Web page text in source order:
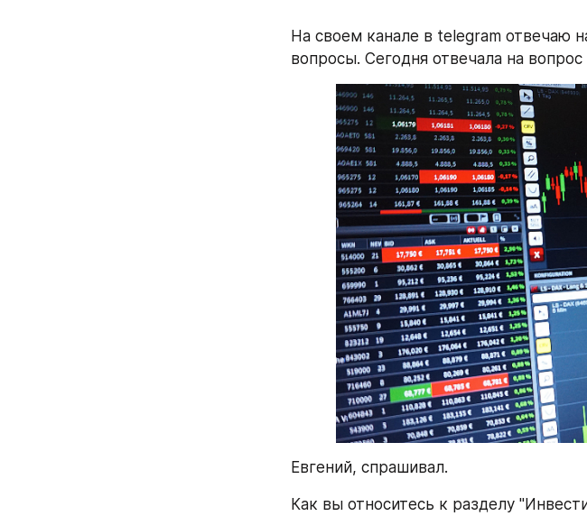
На своем канале в telegram отвечаю
вопросы. Сегодня отвечала на вопрос
Евгений, спрашивал.
Как вы относитесь к разделу